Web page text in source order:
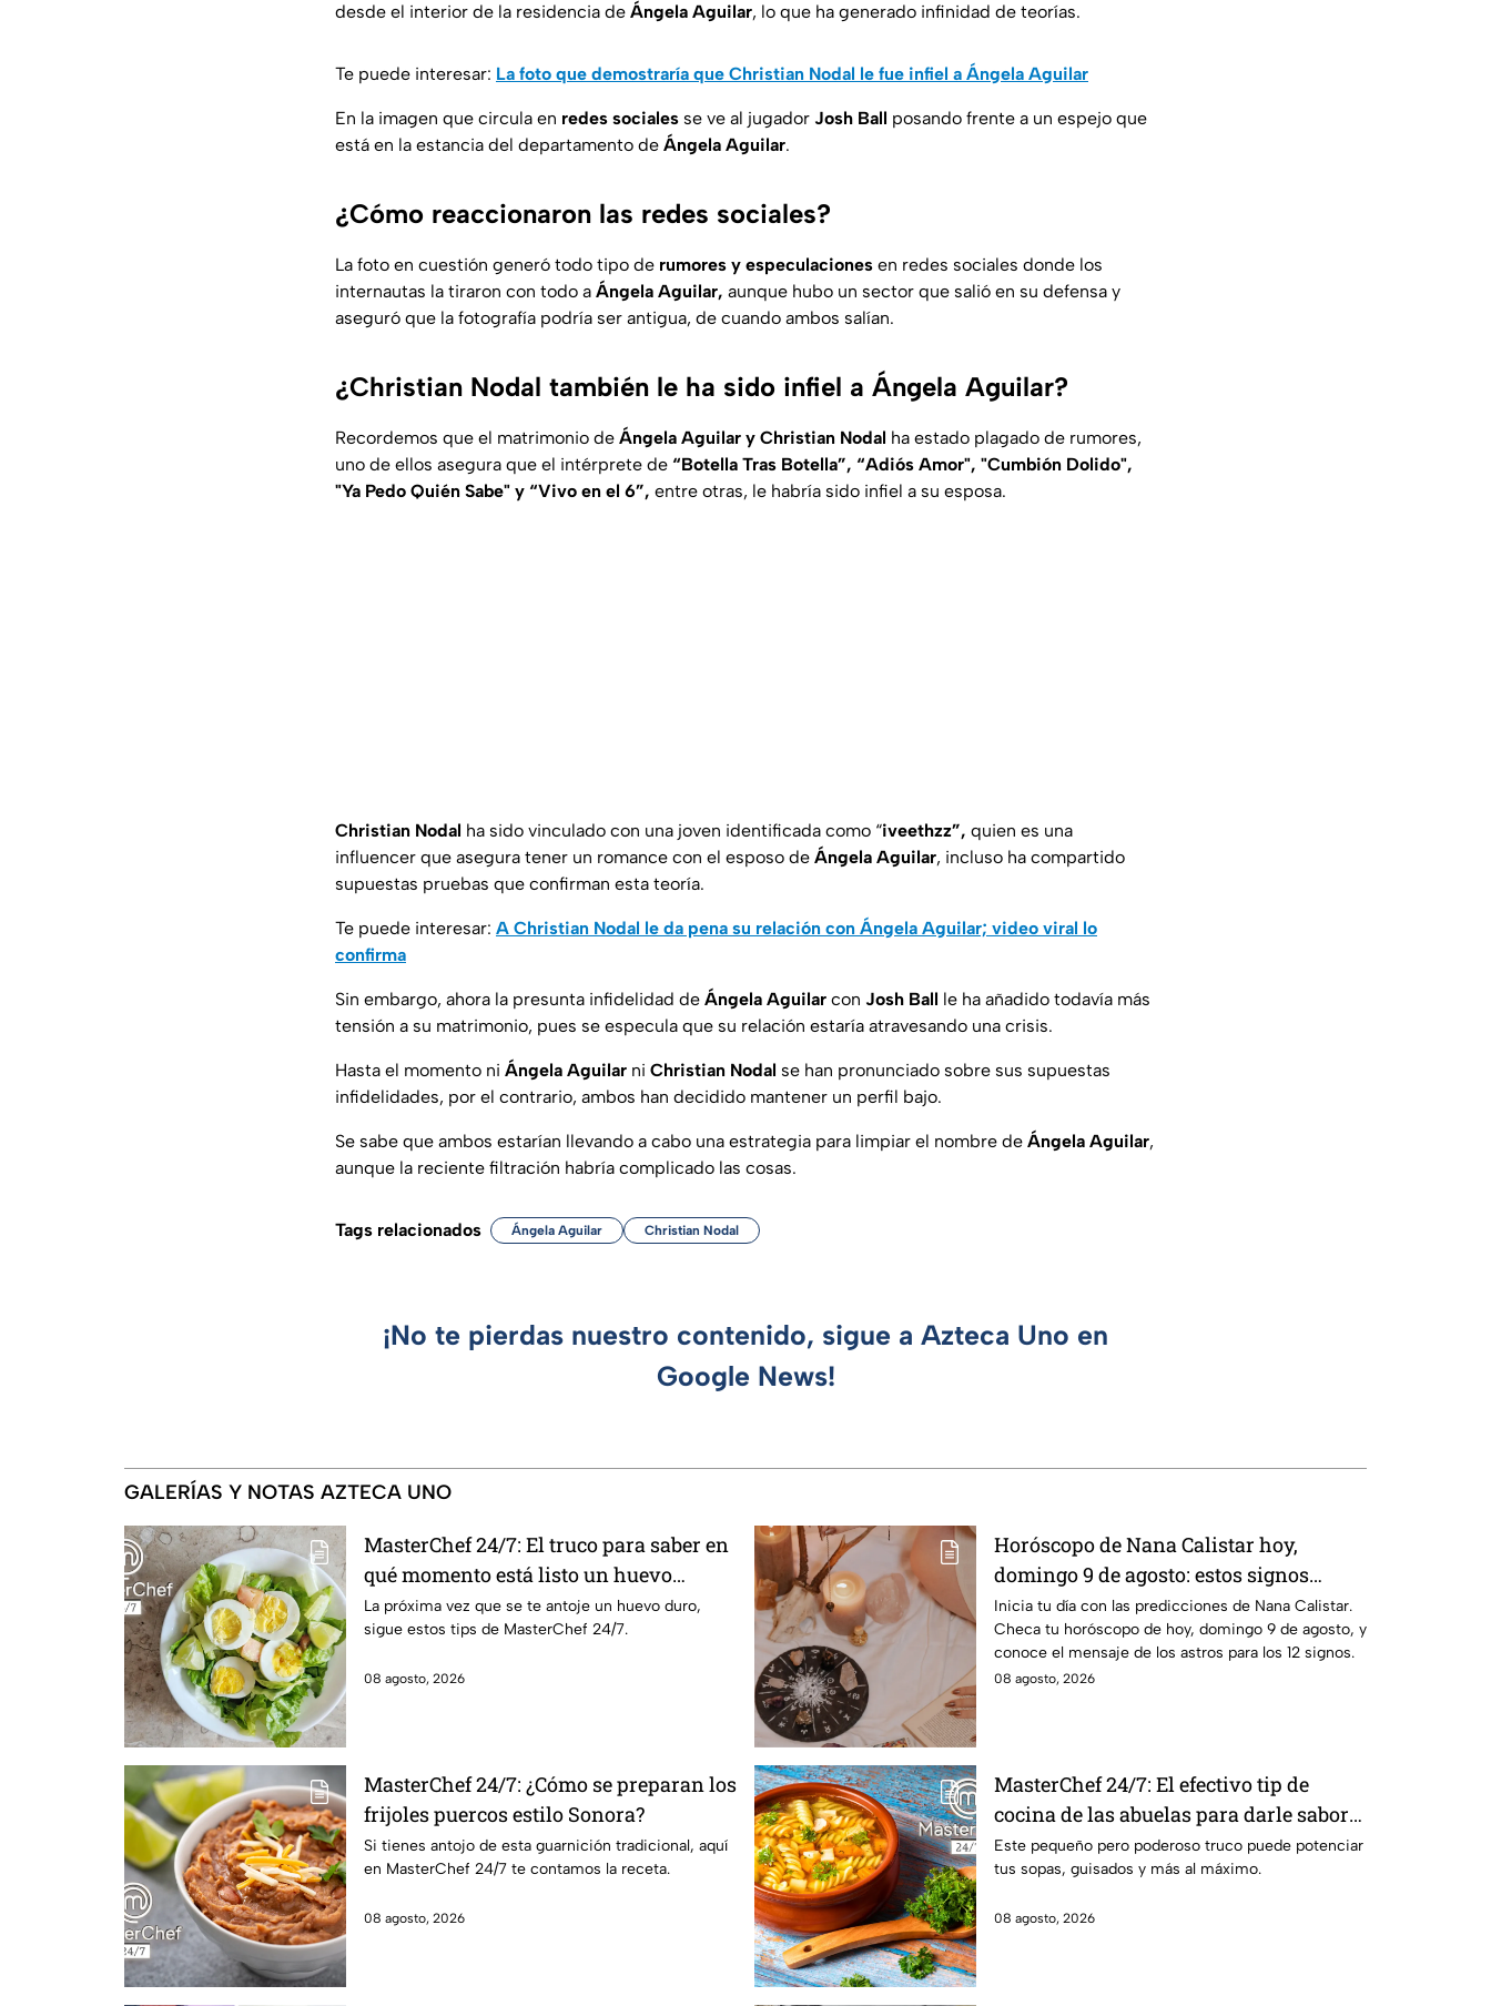
desde el interior de la residencia de Ángela Aguilar, lo que ha generado infinidad de teorías.
Te puede interesar: La foto que demostraría que Christian Nodal le fue infiel a Ángela Aguilar
En la imagen que circula en redes sociales se ve al jugador Josh Ball posando frente a un espejo que
está en la estancia del departamento de Ángela Aguilar.
¿Cómo reaccionaron las redes sociales?
La foto en cuestión generó todo tipo de rumores y especulaciones en redes sociales donde los
internautas la tiraron con todo a Ángela Aguilar, aunque hubo un sector que salió en su defensa y
aseguró que la fotografía podría ser antigua, de cuando ambos salían.
¿Christian Nodal también le ha sido infiel a Ángela Aguilar?
Recordemos que el matrimonio de Ángela Aguilar y Christian Nodal ha estado plagado de rumores,
uno de ellos asegura que el intérprete de “Botella Tras Botella”, “Adiós Amor", "Cumbión Dolido",
"Ya Pedo Quién Sabe" y “Vivo en el 6”, entre otras, le habría sido infiel a su esposa.
Christian Nodal ha sido vinculado con una joven identificada como “iveethzz”, quien es una
influencer que asegura tener un romance con el esposo de Ángela Aguilar, incluso ha compartido
supuestas pruebas que confirman esta teoría.
Te puede interesar: A Christian Nodal le da pena su relación con Ángela Aguilar; video viral lo
confirma
Sin embargo, ahora la presunta infidelidad de Ángela Aguilar con Josh Ball le ha añadido todavía más
tensión a su matrimonio, pues se especula que su relación estaría atravesando una crisis.
Hasta el momento ni Ángela Aguilar ni Christian Nodal se han pronunciado sobre sus supuestas
infidelidades, por el contrario, ambos han decidido mantener un perfil bajo.
Se sabe que ambos estarían llevando a cabo una estrategia para limpiar el nombre de Ángela Aguilar,
aunque la reciente filtración habría complicado las cosas.
Tags relacionados Ángela Aguilar Christian Nodal
¡No te pierdas nuestro contenido, sigue a Azteca Uno en
Google News!
GALERÍAS Y NOTAS AZTECA UNO
MasterChef 24/7: El truco para saber en
qué momento está listo un huevo
cocido
La próxima vez que se te antoje un huevo duro,
sigue estos tips de MasterChef 24/7.
08 agosto, 2026
Horóscopo de Nana Calistar hoy,
domingo 9 de agosto: estos signos
tendrán ingresos extra
Inicia tu día con las predicciones de Nana Calistar.
Checa tu horóscopo de hoy, domingo 9 de agosto, y
conoce el mensaje de los astros para los 12 signos.
08 agosto, 2026
MasterChef 24/7: ¿Cómo se preparan los
frijoles puercos estilo Sonora?
Si tienes antojo de esta guarnición tradicional, aquí
en MasterChef 24/7 te contamos la receta.
08 agosto, 2026
MasterChef 24/7: El efectivo tip de
cocina de las abuelas para darle sabor
extra al caldillo
Este pequeño pero poderoso truco puede potenciar
tus sopas, guisados y más al máximo.
08 agosto, 2026